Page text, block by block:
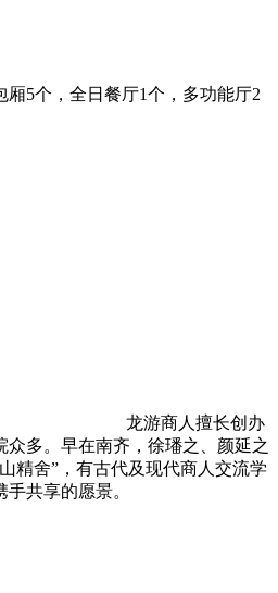
5个，全日餐厅1个，多功能厅2
龙游商人擅长创办
多。早在南齐，徐璠之、颜延之
精舍”，有古代及现代商人交流学
共享的愿景。